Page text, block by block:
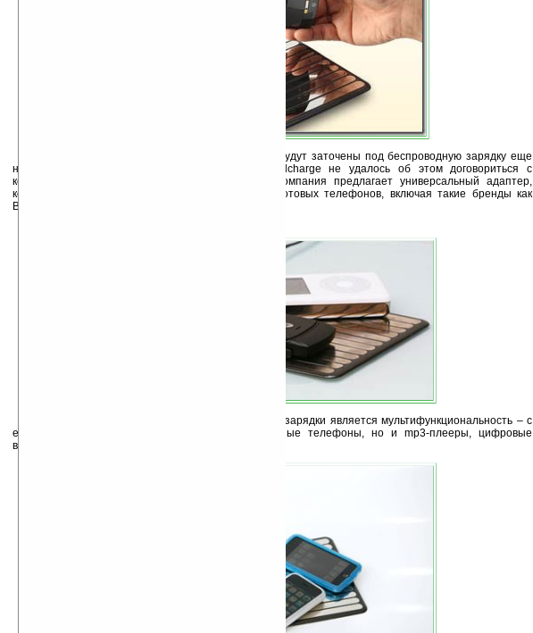
Первоначально предполагалось, что трубки будут заточены под беспроводную зарядку еще
на стадии производства, но пока компании Wildcharge не удалось об этом договориться с
компаниями-изготовителями. В данный момент компания предлагает универсальный адаптер,
который подходит для более чем 150 моделей сотовых телефонов, включая такие бренды как
Blackberry, HTC, Motorola, Nokia и Sony Ericsson.
Еще одним достоинством этой оригинальной зарядки является мультифункциональность – с
ее помощью можно заряжать не только мобильные телефоны, но и mp3-плееры, цифровые
видеокамеры и другие гаджеты.